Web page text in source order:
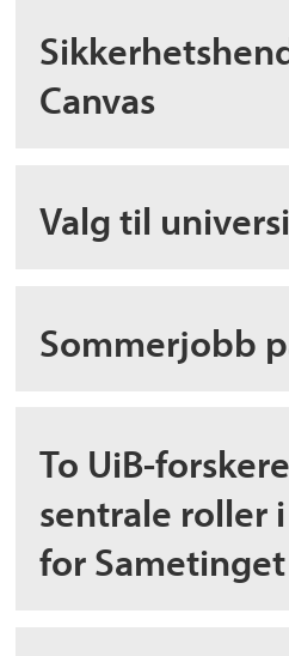
Canvas
Valg til
Sommerjobb
To UiB-
sentrale roller
for Sametinget